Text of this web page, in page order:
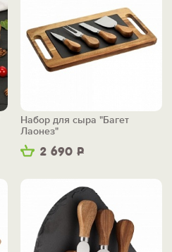
2 690 Р
Набор для сыра "Багет
Лаонез"